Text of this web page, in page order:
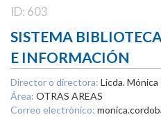
ID: 603
SISTEMA
E INFORMACIÓN
Director o directora: Licda.
Área: OTRAS AREAS
Correo electrónico: